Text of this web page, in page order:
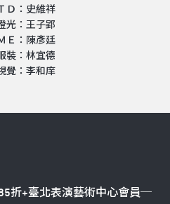
ＴＤ：史維祥
光：王子郢
Ｅ：陳彥廷
裝：林宜德
覺：李和庠
折+臺北表演藝術中心會員─